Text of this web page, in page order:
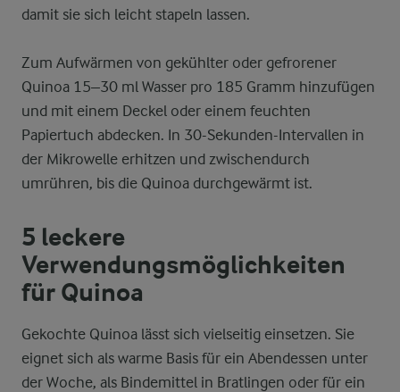
damit sie sich leicht stapeln lassen.
Zum Aufwärmen von gekühlter oder gefrorener
Quinoa 15–30 ml Wasser pro 185 Gramm hinzufügen
und mit einem Deckel oder einem feuchten
Papiertuch abdecken. In 30-Sekunden-Intervallen in
der Mikrowelle erhitzen und zwischendurch
umrühren, bis die Quinoa durchgewärmt ist.
5 leckere
Verwendungsmöglichkeiten
für Quinoa
Gekochte Quinoa lässt sich vielseitig einsetzen. Sie
eignet sich als warme Basis für ein Abendessen unter
der Woche, als Bindemittel in Bratlingen oder für ein